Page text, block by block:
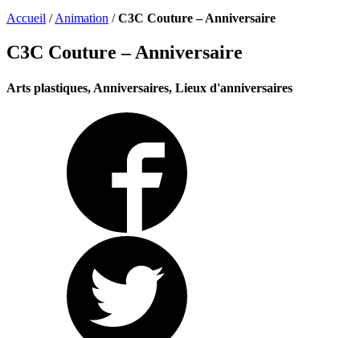
Accueil /Animation /C3C Couture – Anniversaire
C3C Couture – Anniversaire
Arts plastiques, Anniversaires, Lieux d'anniversaires